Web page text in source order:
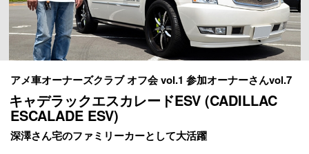
アメ車オーナーズクラブ オフ会 vol.1 参加オーナーさんvol.7
キャデラックエスカレードESV (CADILLAC
ESCALADE ESV)
深澤さん宅のファミリーカーとして大活躍